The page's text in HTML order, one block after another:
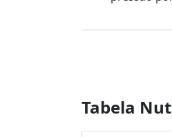
Tabela